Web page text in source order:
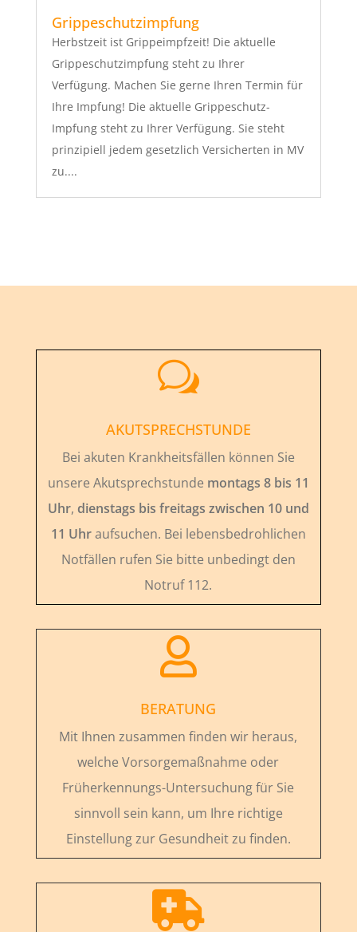
Grippeschutzimpfung
Herbstzeit ist Grippeimpfzeit! Die aktuelle
Grippeschutzimpfung steht zu Ihrer
Verfügung. Machen Sie gerne Ihren Termin für
Ihre Impfung! Die aktuelle Grippeschutz-
Impfung steht zu Ihrer Verfügung. Sie steht
prinzipiell jedem gesetzlich Versicherten in MV
zu....
w
AKUTSPRECHSTUNDE
Bei akuten Krankheitsfällen können Sie
unsere Akutsprechstunde montags 8 bis 11
Uhr, dienstags bis freitags zwischen 10 und
11 Uhraufsuchen. Bei lebensbedrohlichen
Notfällen rufen Sie bitte unbedingt den
Notruf 112.

BERATUNG
Mit Ihnen zusammen finden wir heraus,
welche Vorsorgemaßnahme oder
Früherkennungs-Untersuchung für Sie
sinnvoll sein kann, um Ihre richtige
Einstellung zur Gesundheit zu finden.
